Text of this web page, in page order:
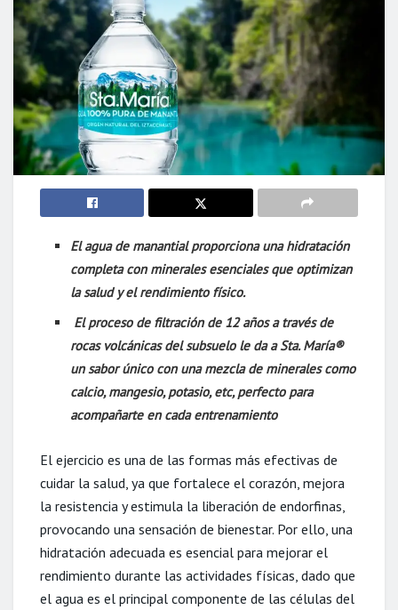
El agua de manantial proporciona una hidratación
completa con minerales esenciales que optimizan
la salud y el rendimiento físico.
El proceso de filtración de 12 años a través de
rocas volcánicas del subsuelo le da a Sta. María®
un sabor único con una mezcla de minerales como
calcio, mangesio, potasio, etc, perfecto para
acompañarte en cada entrenamiento
El ejercicio es una de las formas más efectivas de
cuidar la salud, ya que fortalece el corazón, mejora
la resistencia y estimula la liberación de endorfinas,
provocando una sensación de bienestar. Por ello, una
hidratación adecuada es esencial para mejorar el
rendimiento durante las actividades físicas, dado que
el agua es el principal componente de las células del